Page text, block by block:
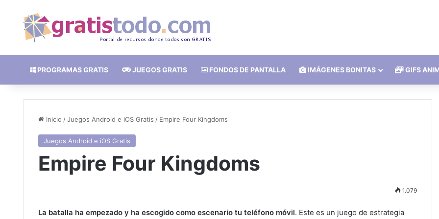
PROGRAMAS GRATIS JUEGOS GRATIS FONDOS DE PANTALLA IMÁGENES BONITAS GIFS
Inicio /Juegos Android e iOS Gratis / Empire Four Kingdoms
Juegos Android e iOS Gratis
Empire Four Kingdoms
1.079
La batalla ha empezado y ha escogido como escenario tu teléfono móvil. Este es un juego de estrategia